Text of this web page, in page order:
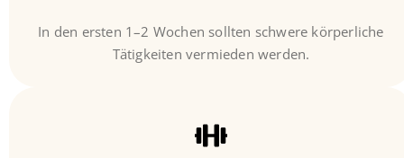
In den ersten 1–2 Wochen sollten schwere körperliche
Tätigkeiten vermieden werden.